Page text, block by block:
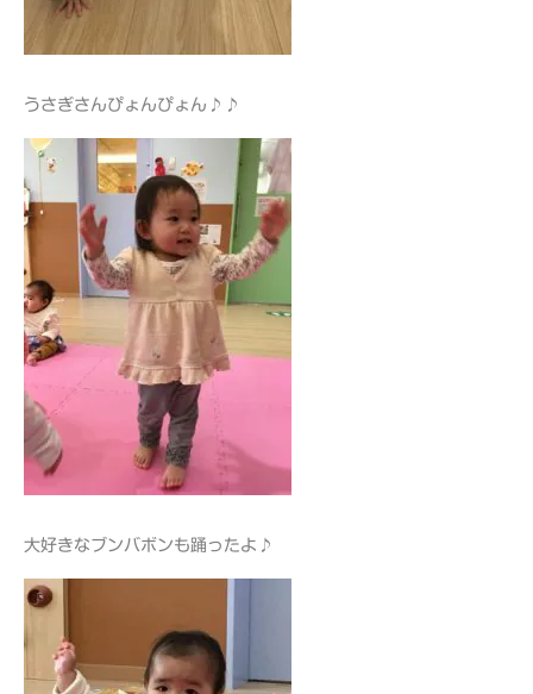
うさぎさんぴょんぴょん♪♪
大好きなブンバボンも踊ったよ♪